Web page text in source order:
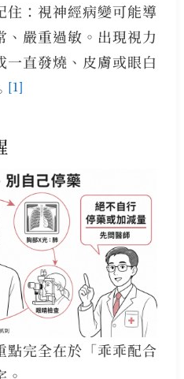
住：視神經病變可能導
嚴重過敏。出現視力
一直發燒、皮膚或眼白
[1]
點完全在於「乖乖配合